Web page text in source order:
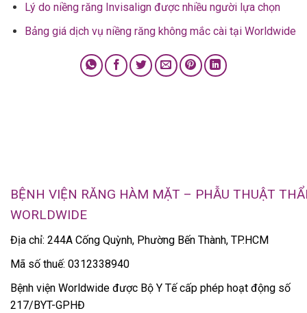
Lý do niềng răng Invisalign được nhiều người lựa chọn
Bảng giá dịch vụ niềng răng không mắc cài tại Worldwide
BỆNH VIỆN RĂNG HÀM MẶT – PHẪU THUẬT
WORLDWIDE
Địa chỉ: 244A Cống Quỳnh, Phường Bến Thành, TP.HCM
Mã số thuế: 0312338940
Bệnh viện Worldwide được Bộ Y Tế cấp phép hoạt động số
217/BYT-GPHĐ